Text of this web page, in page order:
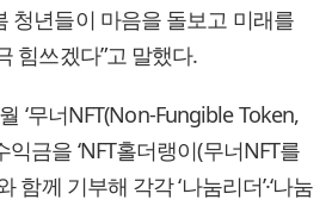
청년들이 마음을 돌보고 미래를
힘쓰겠다”고 말했다.
‘무너NFT(Non-Fungible Token,
익금을 ‘NFT홀더랭이(무너NFT를
함께 기부해 각각 ‘나눔리더’·‘나눔